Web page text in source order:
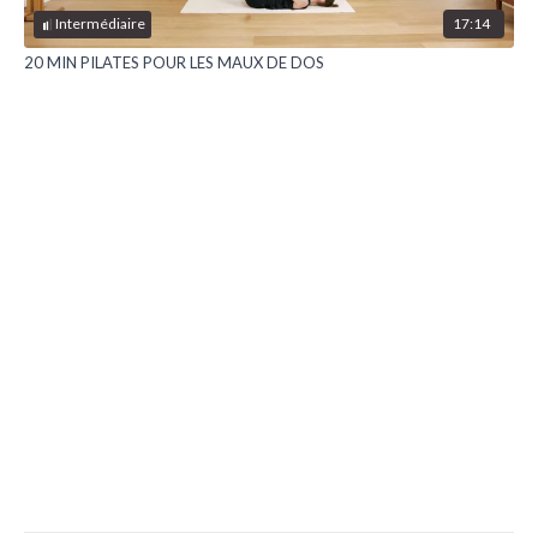
Intermédiaire 17:14
20 MIN PILATES POUR LES MAUX DE DOS